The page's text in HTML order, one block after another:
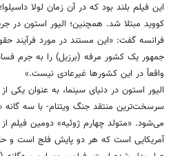
این فیلم بلند بود که در آن زمان لولا
کووید مبتلا شد. همچنین؛ الیور استون در
فرانسه گفت: «این مستند در مورد فرآیند
جمهور یک کشور مرفه (برزیل) را به جرم فساد
واقعاً در این کشورها غیرعادی نیست.»
سرسخت‌ترین منتقد جنگ ویتنام- با سه گانه
می‌شود. «متولد چهارم ژوئیه» دومین فیلم
آمریکایی است که هر دو پایش فلج است و